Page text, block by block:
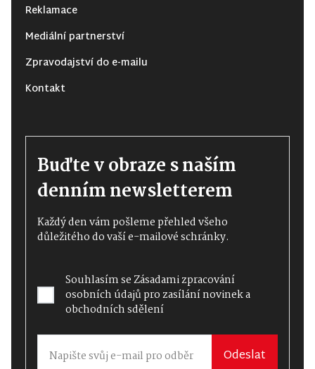
Reklamace
Mediální partnerství
Zpravodajství do e-mailu
Kontakt
Buďte v obraze s naším
denním newsletterem
Každý den vám pošleme přehled všeho
důležitého do vaší e-mailové schránky.
Souhlasím seZásadami zpracování
osobních údajůpro zasílání novinek a
obchodních sdělení
Odeslat